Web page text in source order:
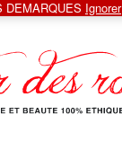
DEMARQUES Ignorer